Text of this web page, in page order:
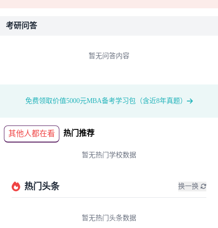
考研问答
暂无问答内容
免费领取价值5000元MBA备考学习包（含近8年真题）
其他人都在看 热门推荐
暂无热门学校数据
热门头条 换一换
暂无热门头条数据